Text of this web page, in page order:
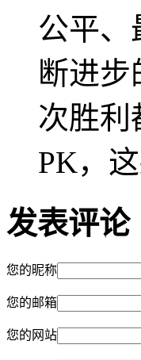
公平、
断进
次胜利
PK，
发表评论
您的昵称
您的邮箱
您的网站